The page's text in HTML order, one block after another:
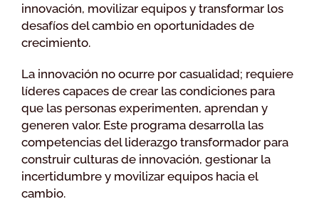
innovación, movilizar equipos y transformar los
desafíos del cambio en oportunidades de
crecimiento.
La innovación no ocurre por casualidad; requiere
líderes capaces de crear las condiciones para
que las personas experimenten, aprendan y
generen valor. Este programa desarrolla las
competencias del liderazgo transformador para
construir culturas de innovación, gestionar la
incertidumbre y movilizar equipos hacia el
cambio.